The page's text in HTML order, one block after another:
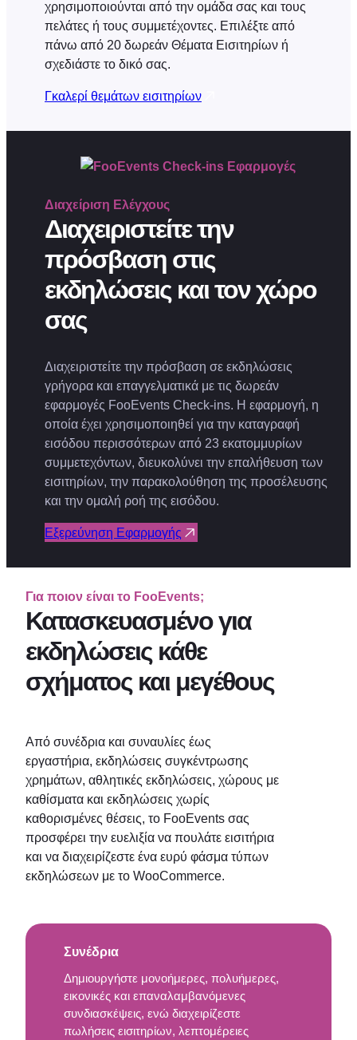
χρησιμοποιούνται από την ομάδα σας και τους
πελάτες ή τους συμμετέχοντες. Επιλέξτε από
πάνω από 20 δωρεάν Θέματα Εισιτηρίων ή
σχεδιάστε το δικό σας.
Γκαλερί θεμάτων εισιτηρίων
Διαχείριση Ελέγχους
Διαχειριστείτε την
πρόσβαση στις
εκδηλώσεις και τον χώρο
σας
Διαχειριστείτε την πρόσβαση σε εκδηλώσεις
γρήγορα και επαγγελματικά με τις δωρεάν
εφαρμογές FooEvents Check-ins. Η εφαρμογή, η
οποία έχει χρησιμοποιηθεί για την καταγραφή
εισόδου περισσότερων από 23 εκατομμυρίων
συμμετεχόντων, διευκολύνει την επαλήθευση των
εισιτηρίων, την παρακολούθηση της προσέλευσης
και την ομαλή ροή της εισόδου.
Εξερεύνηση Εφαρμογής
Για ποιον είναι το FooEvents;
Κατασκευασμένο για
εκδηλώσεις κάθε
σχήματος και μεγέθους
Από συνέδρια και συναυλίες έως
εργαστήρια, εκδηλώσεις συγκέντρωσης
χρημάτων, αθλητικές εκδηλώσεις, χώρους με
καθίσματα και εκδηλώσεις χωρίς
καθορισμένες θέσεις, το FooEvents σας
προσφέρει την ευελιξία να πουλάτε εισιτήρια
και να διαχειρίζεστε ένα ευρύ φάσμα τύπων
εκδηλώσεων με το WooCommerce.
Συνέδρια
Δημιουργήστε μονοήμερες, πολυήμερες,
εικονικές και επαναλαμβανόμενες
συνδιασκέψεις, ενώ διαχειρίζεστε
πωλήσεις εισιτηρίων, λεπτομέρειες